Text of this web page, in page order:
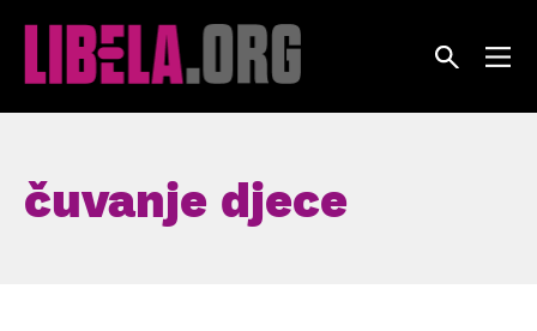
čuvanje djece